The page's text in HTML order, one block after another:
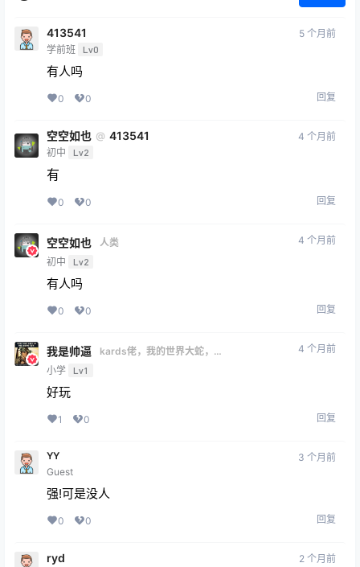
413541
学前班 Lv0
5 个月前
有人吗
0 0 回复
空空如也 @ 413541
初中 Lv2
4 个月前
有
0 0 回复
空空如也
人类
初中
Lv2
4 个月前
有人吗
0 0 回复
我是帅逼
kards佬，我的世界大蛇，战
小学 Lv1
4 个月前
好玩
1 0 回复
YY
Guest
3 个月前
强!可是没人
0 0 回复
ryd 2 个月前